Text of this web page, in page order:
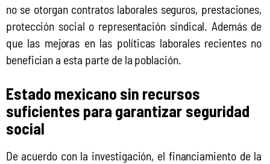
no se otorgan contratos laborales seguros, prestaciones,
protección social o representación sindical. Además de
que las mejoras en las políticas laborales recientes no
benefician a esta parte de la población.
Estado mexicano sin recursos
suficientes para garantizar seguridad
social
De acuerdo con la investigación, el financiamiento de la